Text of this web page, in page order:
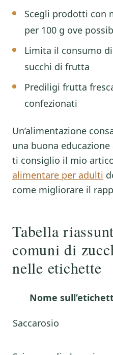
Scegli prodotti con
per 100 g ove
Limita il consumo
succhi di frutta
Prediligi frutta
confezionati
Un’alimentazione
una buona
ti consiglio il mio
alimentare per adulti
come migliorare il
Tabella
comuni di
nelle etichette
Nome
Saccarosio